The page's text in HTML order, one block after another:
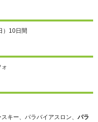
）10日間
キー、パラバイアスロン、 パラ